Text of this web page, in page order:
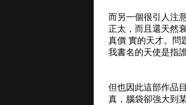
而另一個很引人注
正太，而且還天然
真價 實的天才。問
我書名的天使是指
但也因此這部作品
真，腦袋卻強大到